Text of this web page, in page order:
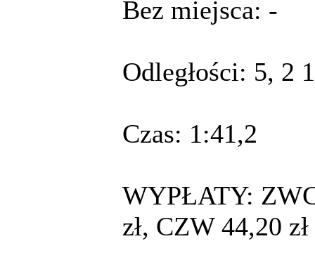
Bez miejsca: -
Odległości: 5, 2
Czas: 1:41,2
WYPŁATY:
zł, CZW 44,20 zł